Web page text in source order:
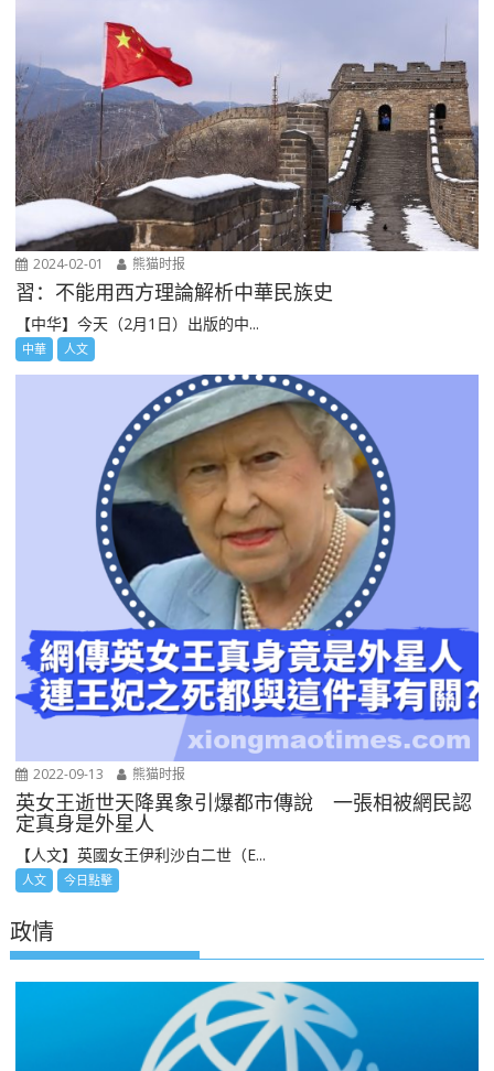
2024-02-01 熊猫时报
習：不能用西方理論解析中華民族史
【中华】今天（2月1日）出版的中...
中華 人文
2022-09-13 熊猫时报
英女王逝世天降異象引爆都市傳說 一張相被網民認
定真身是外星人
【人文】英國女王伊利沙白二世（E...
人文 今日點擊
政情